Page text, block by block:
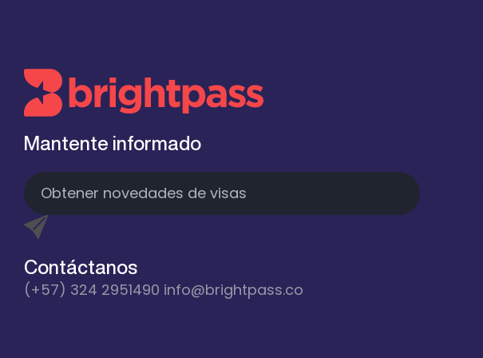
Mantente informado
Contáctanos
(+57) 324 2951490 info@brightpass.co